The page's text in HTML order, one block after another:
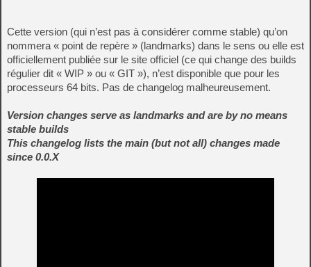
Cette version (qui n’est pas à considérer comme stable) qu’on
nommera « point de repère » (landmarks) dans le sens ou elle est
officiellement publiée sur le site officiel (ce qui change des builds
régulier dit « WIP » ou « GIT »), n’est disponible que pour les
processeurs 64 bits. Pas de changelog malheureusement.
Version changes serve as landmarks and are by no means
stable builds
This changelog lists the main (but not all) changes made
since 0.0.X